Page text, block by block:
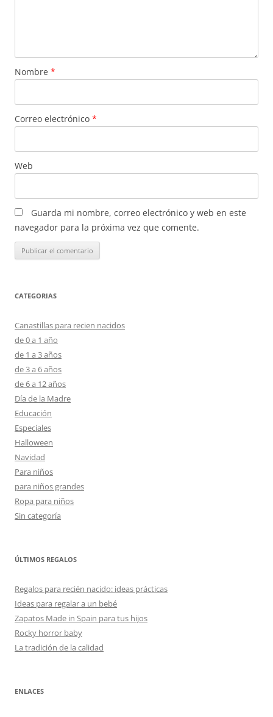
Nombre *
Correo electrónico *
Web
Guarda mi nombre, correo electrónico y web en este
navegador para la próxima vez que comente.
CATEGORIAS
Canastillas para recien nacidos
de 0 a 1 año
de 1 a 3 años
de 3 a 6 años
de 6 a 12 años
Día de la Madre
Educación
Especiales
Halloween
Navidad
Para niños
para niños grandes
Ropa para niños
Sin categoría
ÚLTIMOS REGALOS
Regalos para recién nacido: ideas prácticas
Ideas para regalar a un bebé
Zapatos Made in Spain para tus hijos
Rocky horror baby
La tradición de la calidad
ENLACES